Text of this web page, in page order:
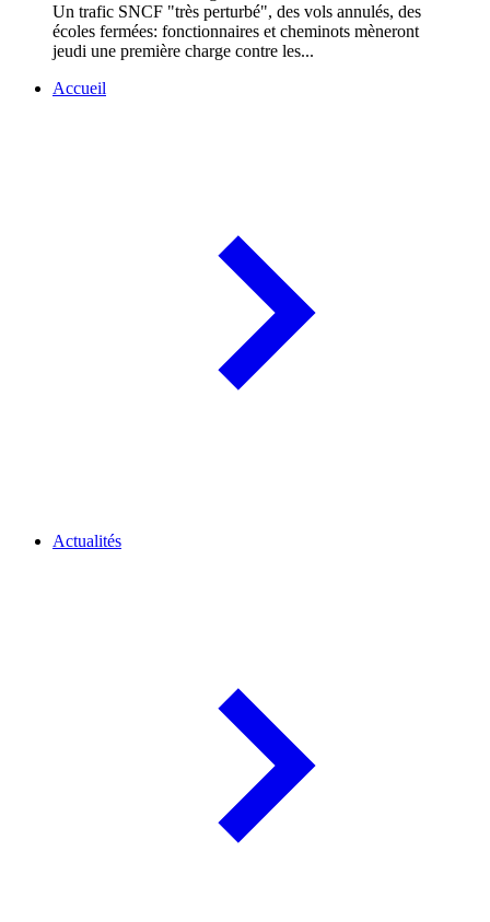
Un trafic SNCF "très perturbé", des vols annulés, des
écoles fermées: fonctionnaires et cheminots mèneront
jeudi une première charge contre les...
Accueil
Actualités